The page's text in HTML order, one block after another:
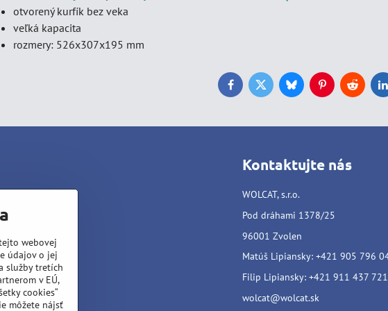
otvorený kurfík bez veka
veľká kapacita
rozmery: 526x307x195 mm
FacebookTwitterBlueskyPinterestReddit
Kontaktujte nás
WOLCAT, s.r.o.
Pod dráhami 1378/25
96001 Zvolen
Matúš Lipiansky: +421 905 796
Filip Lipiansky: +421 911 437 721
wolcat@wolcat.sk
webovej
údajov o jej
služby tretích
v EÚ,
cookies“
môžete nájsť